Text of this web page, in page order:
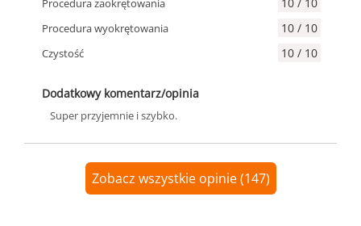
Procedura wyokrętowania 10 / 10
Czystość 10 / 10
Dodatkowy komentarz/opinia
Super przyjemnie i szybko.
Zobacz wszystkie opinie (147)